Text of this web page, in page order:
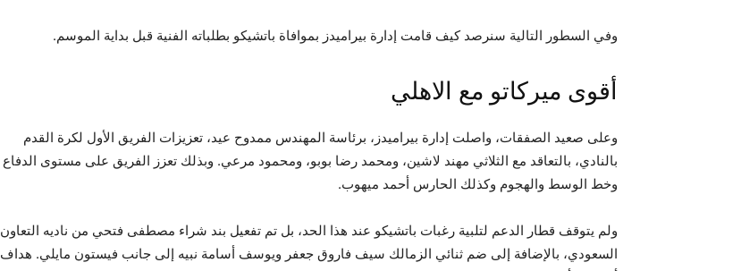
وفي السطور التالية سنرصد كيف قامت إدارة بيراميدز بموافاة باتشيكو بطلباته الفنية قبل بداية الموسم.
أقوى ميركاتو مع الاهلي
وعلى صعيد الصفقات، واصلت إدارة بيراميدز، برئاسة المهندس ممدوح عيد، تعزيزات الفريق الأول لكرة القدم
بالنادي، بالتعاقد مع الثلاثي مهند لاشين، ومحمد رضا بوبو، ومحمود مرعي. وبذلك تعزز الفريق على مستوى الدفاع
وخط الوسط والهجوم وكذلك الحارس أحمد ميهوب.
ولم يتوقف قطار الدعم لتلبية رغبات باتشيكو عند هذا الحد، بل تم تفعيل بند شراء مصطفى فتحي من ناديه التعاون
السعودي، بالإضافة إلى ضم ثنائي الزمالك سيف فاروق جعفر ويوسف أسامة نبيه إلى جانب فيستون مايلي. هداف